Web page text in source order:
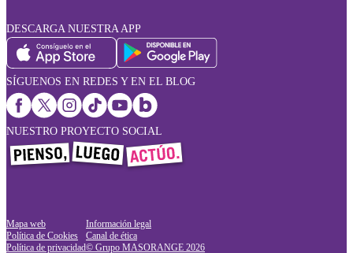
DESCARGA NUESTRA APP
SÍGUENOS EN REDES Y EN EL BLOG
NUESTRO PROYECTO SOCIAL
Mapa web
Política de Cookies
Política de privacidad
Información legal
Canal de ética
© Grupo MASORANGE 2026